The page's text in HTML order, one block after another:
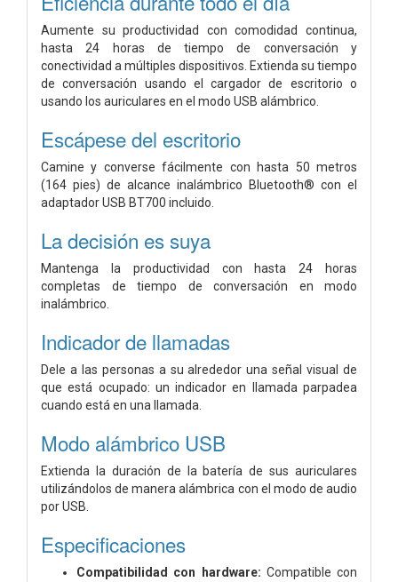
Aumente su productividad con comodidad continua,
hasta 24 horas de tiempo de conversación y
conectividad a múltiples dispositivos. Extienda su tiempo
de conversación usando el cargador de escritorio o
usando los auriculares en el modo USB alámbrico.
Escápese del escritorio
Camine y converse fácilmente con hasta 50 metros
(164 pies) de alcance inalámbrico Bluetooth® con el
adaptador USB BT700 incluido.
La decisión es suya
Mantenga la productividad con hasta 24 horas
completas de tiempo de conversación en modo
inalámbrico.
Indicador de llamadas
Dele a las personas a su alrededor una señal visual de
que está ocupado: un indicador en llamada parpadea
cuando está en una llamada.
Modo alámbrico USB
Extienda la duración de la batería de sus auriculares
utilizándolos de manera alámbrica con el modo de audio
por USB.
Especificaciones
Compatibilidad con hardware: Compatible con